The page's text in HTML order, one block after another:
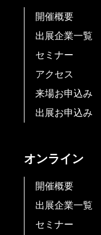
開催概要
出展企業一覧
セミナー
アクセス
来場お申込み
出展お申込み
オンライン
開催概要
出展企業一覧
セミナー